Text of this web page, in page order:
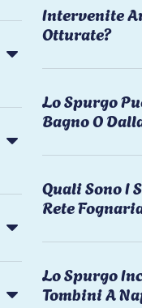
Intervenite
Otturate?
Lo Spurgo
Bagno O
Quali Sono I
Rete
Lo Spurgo
Tombini A